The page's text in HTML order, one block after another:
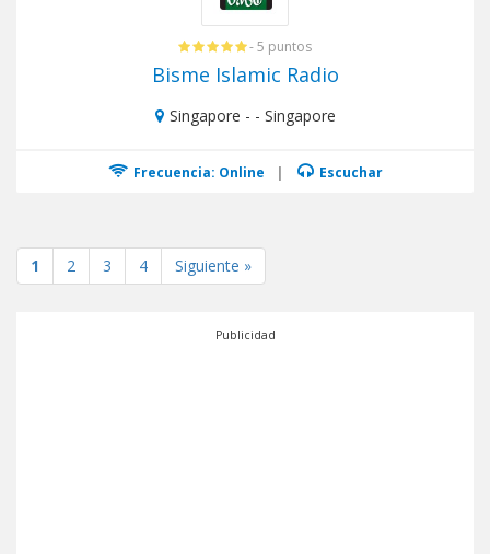
- 5 puntos
Bisme Islamic Radio
Singapore - - Singapore
Frecuencia: Online | Escuchar
1 2 3 4 Siguiente »
Publicidad